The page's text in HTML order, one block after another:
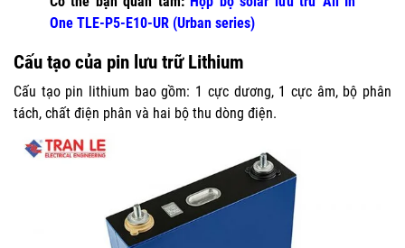
One TLE-P5-E10-UR (Urban series)
Cấu tạo của pin lưu trữ Lithium
Cấu tạo pin lithium bao gồm: 1 cực dương, 1 cực âm, bộ phân
tách, chất điện phân và hai bộ thu dòng điện.